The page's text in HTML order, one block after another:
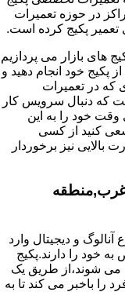
در حوزه تعمیرات
تعمیر پکیج کرده است.
های بازار می پردازیم
از پکیج خود انجام دهید و
که در تعمیرات
که دنبال سرویس کار
وقت خود را به این
سعی کنید از کسی
بالایی نیز برخوردار
غرب,منطقه
و دیجیتال وارد
خود را دارند.پکیج
می شوند،از طریق یک
را باخبر می کند تا به